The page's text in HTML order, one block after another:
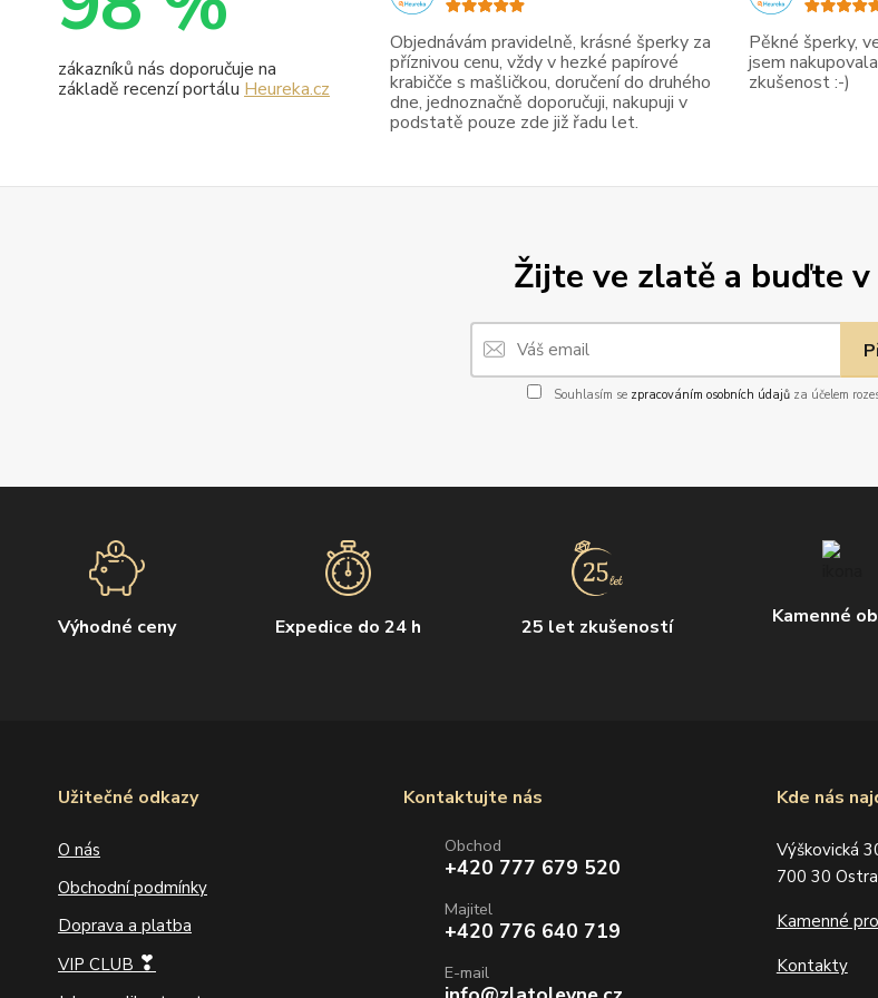
Žijte ve zlatě a buďte v
Souhlasím se zpracováním osobních údajůza účelem
Výhodné ceny Expedice do 24 h 25 let zkušeností Kamenné
Užitečné odkazy
O nás
Obchodní podmínky
Doprava a platba
VIP CLUB ❣
Kde nás
Výškovická
700 30
Kamenné
Kontakty
Kontaktujte nás
Obchod
+420 777 679 520
Majitel
+420 776 640 719
E-mail
zákazníků nás doporučuje na
základě recenzí portálu Heureka.cz
Objednávám pravidelně, krásné šperky za
příznivou cenu, vždy v hezké papírové
krabičče s mašličkou, doručení do druhého
dne, jednoznačně doporučuji, nakupuji v
podstatě pouze zde již řadu let.
Pěkné šperky,
jsem
zkušenost :-)